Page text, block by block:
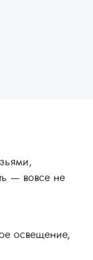
— вовсе не
освещение,